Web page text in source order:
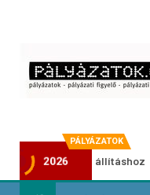
PÁLYÁZATOK
2026
kiállításhoz